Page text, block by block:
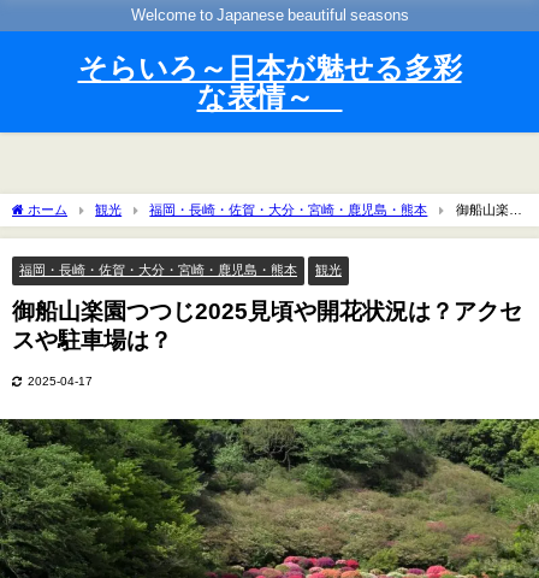
Welcome to Japanese beautiful seasons
そらいろ～日本が魅せる多彩
な表情～
ホーム 観光 福岡・長崎・佐賀・大分・宮崎・鹿児島・熊本
御船山楽園
つつじ2025見頃や開花状況は？アクセスや駐車場は？
福岡・長崎・佐賀・大分・宮崎・鹿児島・熊本 観光
御船山楽園つつじ2025見頃や開花状況は？アクセ
スや駐車場は？
2025-04-17